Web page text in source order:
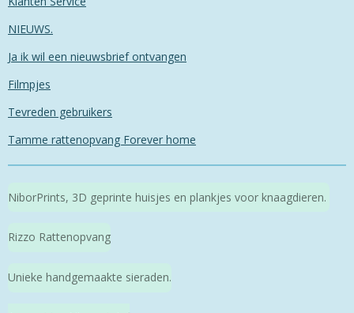
NIEUWS.
Ja ik wil een nieuwsbrief ontvangen
Filmpjes
Tevreden gebruikers
Tamme rattenopvang Forever home
NiborPrints, 3D geprinte huisjes en plankjes voor knaagdieren.
Rizzo Rattenopvang
Unieke handgemaakte sieraden.